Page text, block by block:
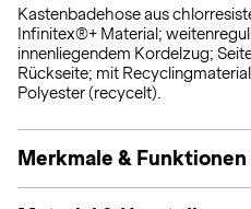
Kastenbadehose aus
Infinitex®+ Material;
innenliegendem Kordelzug;
Rückseite; mit
Polyester (recycelt).
Merkmale & Funktionen